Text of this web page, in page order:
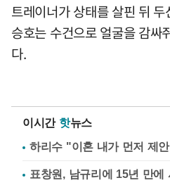
트레이너가 상태를 살핀 뒤
승호는 수건으로 얼굴을 감싸
다.
이시간 핫뉴스
하리수 "이혼 내가 먼저 제
표창원, 남규리에 15년 만